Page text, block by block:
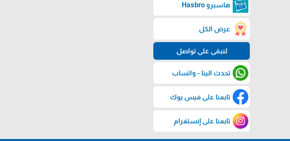
هاسبرو Hasbro
عرض الكل
لنبقى على تواصل
تحدث الينا - واتساب
تابعنا على فيس بوك
تابعنا على إنستغرام